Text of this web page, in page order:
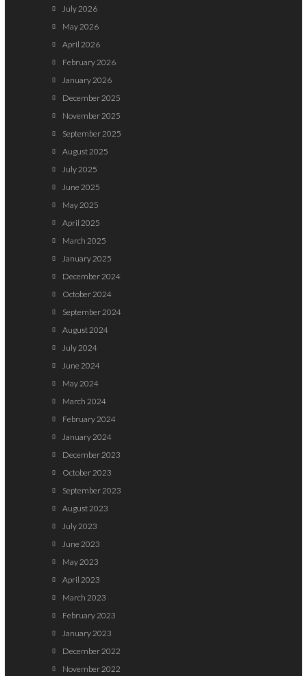
July 2026
May 2026
April 2026
February 2026
January 2026
December 2025
November 2025
September 2025
August 2025
July 2025
June 2025
May 2025
April 2025
March 2025
January 2025
December 2024
October 2024
September 2024
August 2024
July 2024
June 2024
May 2024
March 2024
February 2024
January 2024
December 2023
October 2023
September 2023
August 2023
July 2023
June 2023
May 2023
April 2023
March 2023
February 2023
January 2023
December 2022
November 2022